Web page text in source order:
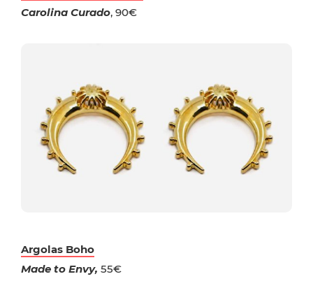
Carolina Curado, 90€
Argolas Boho
Made to Envy, 55€